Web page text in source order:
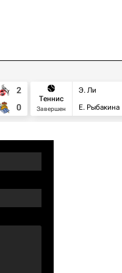
2
0
Теннис
Завершен
Э. Ли
Е. Рыбакина